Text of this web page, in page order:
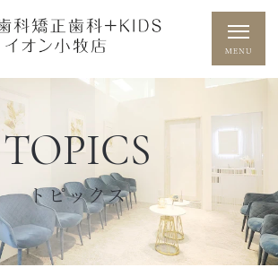
TOPICS
トピックス